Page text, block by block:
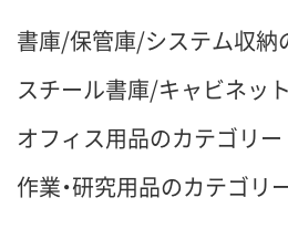
書庫/保管庫/システム収納
スチール書庫/キャビネッ
オフィス用品のカテゴリー
作業・研究用品のカテゴリ